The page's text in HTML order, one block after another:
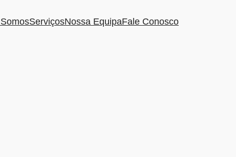
ServiçosNossa EquipaFale Conosco